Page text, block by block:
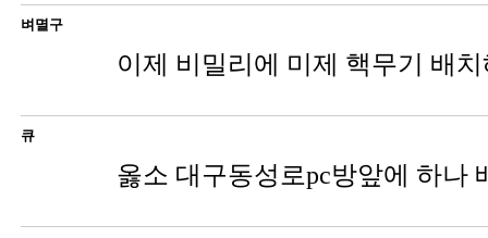
벼멸구
이제 비밀리에 미제 핵무기 배
큐
옳소 대구동성로pc방앞에 하나